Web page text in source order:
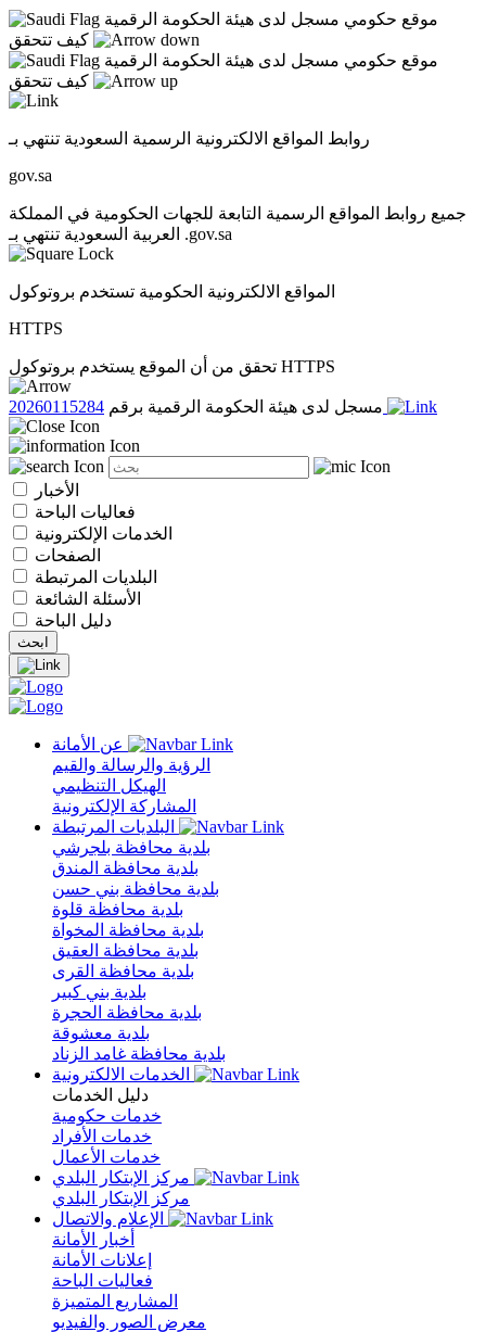
موقع حكومي مسجل لدى هيئة الحكومة الرقمية
موقع حكومي مسجل لدى هيئة الحكومة الرقمية
روابط المواقع الالكترونية الرسمية السعودية تنتهي بـ
gov.sa
جميع روابط المواقع الرسمية التابعة للجهات الحكومية في المملكة
العربية السعودية تنتهي بـ .gov.sa
المواقع الالكترونية الحكومية تستخدم بروتوكول
HTTPS
تحقق من أن الموقع يستخدم بروتوكول HTTPS
مسجل لدى هيئة الحكومة الرقمية برقم
الأخبار
فعاليات الباحة
الخدمات الإلكترونية
الصفحات
البلديات المرتبطة
الأسئلة الشائعة
دليل الباحة
الرؤية والرسالة والقيم
الهيكل التنظيمي
المشاركة الإلكترونية
بلدية محافظة بلجرشي
بلدية محافظة المندق
بلدية محافظة بني حسن
بلدية محافظة قلوة
بلدية محافظة المخواة
بلدية محافظة العقيق
بلدية محافظة القرى
بلدية بني كبير
بلدية محافظة الحجرة
بلدية معشوقة
بلدية محافظة غامد الزناد
دليل الخدمات
خدمات حكومية
خدمات الأفراد
خدمات الأعمال
مركز الإبتكار البلدي
أخبار الأمانة
إعلانات الأمانة
فعاليات الباحة
المشاريع المتميزة
معرض الصور والفيديو